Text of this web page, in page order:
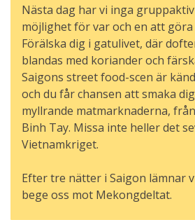
Nästa dag har vi inga
möjlighet för var och en att
Förälska dig i gatulivet, där
blandas med koriander och
Saigons street food-scen är
och du får chansen att smaka
myllrande matmarknaderna,
Binh Tay. Missa inte heller det
Vietnamkriget.
Efter tre nätter i Saigon lämnar
bege oss mot Mekongdeltat.